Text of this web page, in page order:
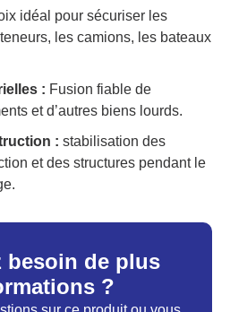
besoin de plus
?
idéal pour sécuriser les
les camions, les bateaux
: Fusion fiable de
et d’autres biens lourds.
: stabilisation des
et des structures pendant le